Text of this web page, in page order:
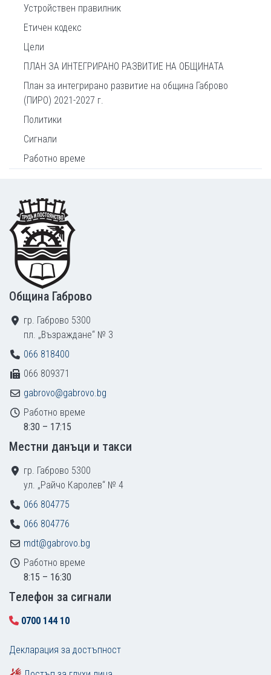
Устройствен правилник
Етичен кодекс
Цели
ПЛАН ЗА ИНТЕГРИРАНО РАЗВИТИЕ НА ОБЩИНАТА
План за интегрирано развитие на община Габрово
(ПИРО) 2021-2027 г.
Политики
Сигнали
Работно време
Footer
Община Габрово
гр. Габрово 5300
пл. „Възраждане“ № 3
066 818400
066 809371
gabrovo@gabrovo.bg
Работно време
8:30 – 17:15
Местни данъци и такси
гр. Габрово 5300
ул. „Райчо Каролев“ № 4
066 804775
066 804776
mdt@gabrovo.bg
Работно време
8:15 – 16:30
Tелефон за сигнали
0700 144 10
Декларация за достъпност